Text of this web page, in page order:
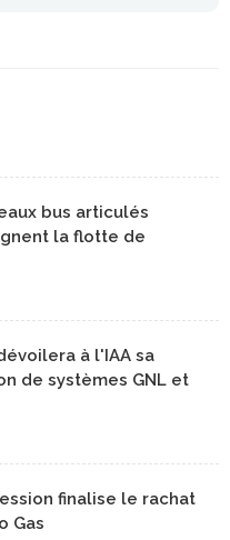
bus articulés
la flotte de
à l'IAA sa
de systèmes GNL et
finalise le rachat
Gas